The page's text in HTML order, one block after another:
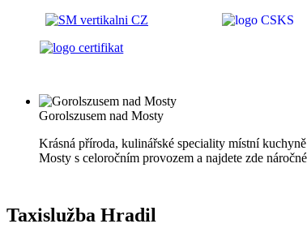
Gorolszusem nad Mosty
Krásná příroda, kulinářské speciality místní
Mosty s celoročním provozem a najdete zde
Taxislužba Hradil